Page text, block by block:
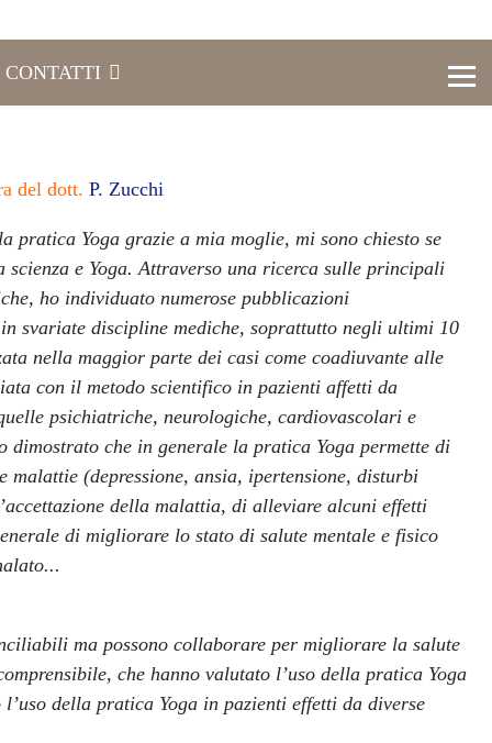
CONTATTI
del dott. P. Zucchi
pratica Yoga grazie a mia moglie, mi sono chiesto se
scienza e Yoga. Attraverso una ricerca sulle principali
ho individuato numerose pubblicazioni
svariate discipline mediche, soprattutto negli ultimi 10
nella maggior parte dei casi come coadiuvante alle
con il metodo scientifico in pazienti affetti da
psichiatriche, neurologiche, cardiovascolari e
dimostrato che in generale la pratica Yoga permette di
(depressione, ansia, ipertensione, disturbi
della malattia, di alleviare alcuni effetti
di migliorare lo stato di salute mentale e fisico
ma possono collaborare per migliorare la salute
che hanno valutato l’uso della pratica Yoga
della pratica Yoga in pazienti effetti da diverse